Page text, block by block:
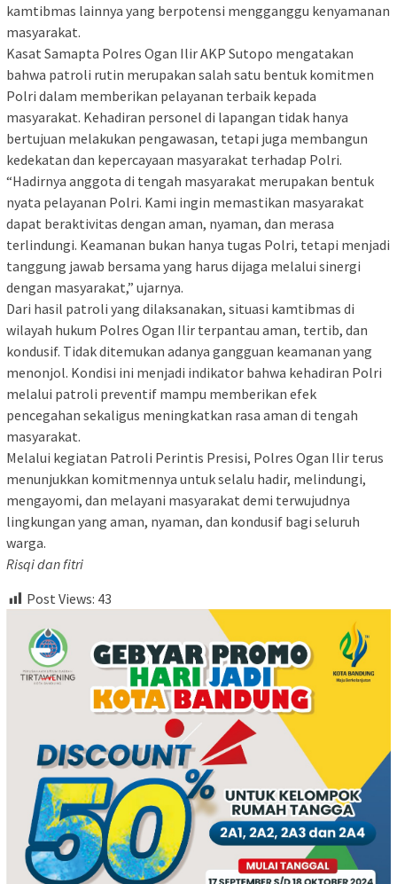
kamtibmas lainnya yang berpotensi mengganggu kenyamanan
masyarakat.
Kasat Samapta Polres Ogan Ilir AKP Sutopo mengatakan
bahwa patroli rutin merupakan salah satu bentuk komitmen
Polri dalam memberikan pelayanan terbaik kepada
masyarakat. Kehadiran personel di lapangan tidak hanya
bertujuan melakukan pengawasan, tetapi juga membangun
kedekatan dan kepercayaan masyarakat terhadap Polri.
“Hadirnya anggota di tengah masyarakat merupakan bentuk
nyata pelayanan Polri. Kami ingin memastikan masyarakat
dapat beraktivitas dengan aman, nyaman, dan merasa
terlindungi. Keamanan bukan hanya tugas Polri, tetapi menjadi
tanggung jawab bersama yang harus dijaga melalui sinergi
dengan masyarakat,” ujarnya.
Dari hasil patroli yang dilaksanakan, situasi kamtibmas di
wilayah hukum Polres Ogan Ilir terpantau aman, tertib, dan
kondusif. Tidak ditemukan adanya gangguan keamanan yang
menonjol. Kondisi ini menjadi indikator bahwa kehadiran Polri
melalui patroli preventif mampu memberikan efek
pencegahan sekaligus meningkatkan rasa aman di tengah
masyarakat.
Melalui kegiatan Patroli Perintis Presisi, Polres Ogan Ilir terus
menunjukkan komitmennya untuk selalu hadir, melindungi,
mengayomi, dan melayani masyarakat demi terwujudnya
lingkungan yang aman, nyaman, dan kondusif bagi seluruh
warga.
Risqi dan fitri
Post Views: 43